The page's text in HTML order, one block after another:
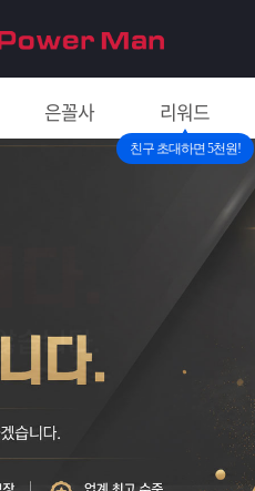
은꼴사 리워드
친구 초대하면 5천원!